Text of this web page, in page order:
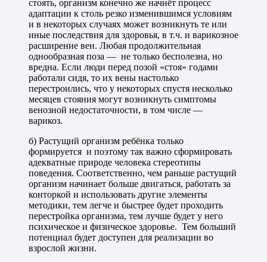
стоять, организм конечно же начнёт процесс
адаптации к столь резко изменившимся условиям
и в некоторых случаях может возникнуть те или
иные последствия для здоровья, в т.ч. и варикозное
расширение вен. Любая продолжительная
однообразная поза — не только бесполезна, но
вредна. Если люди перед позой «стоя» годами
работали сидя, то их вены настолько
перестроились, что у некоторых спустя несколько
месяцев стояния могут возникнуть симптомы
венозной недостаточности, в том числе —
варикоз.
б) Растущий организм ребёнка только
формируется и поэтому так важно сформировать
адекватные природе человека стереотипы
поведения. Соответственно, чем раньше растущий
организм начинает больше двигаться, работать за
конторкой и использовать другие элементы
методики, тем легче и быстрее будет проходить
перестройка организма, тем лучше будет у него
психическое и физическое здоровье. Тем больший
потенциал будет доступен для реализации во
взрослой жизни.